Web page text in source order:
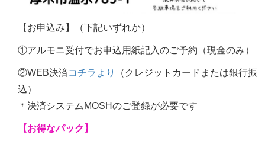
【お申込み】（下記いずれか）
①アルモニ受付でお申込用紙記入のご予約（現金のみ）
②WEB決済コチラより
（クレジットカードまたは銀行振
込）
＊決済システムMOSHのご登録が必要です
【お得なパック】